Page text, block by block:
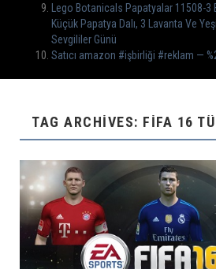
Lego Botanicals Papatyalar 11508-3
Küçük Papatya Dalı, 3 Lavanta Ve
Sevgililer Günü
Satıcı amazon #işbirliği #reklam —
TAG ARCHIVES: FIFA 16